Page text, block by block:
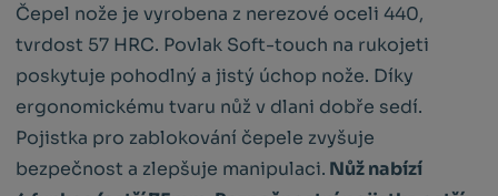
Čepel nože je vyrobena z nerezové oceli 440,
tvrdost 57 HRC. Povlak Soft-touch na rukojeti
poskytuje pohodlný a jistý úchop nože. Díky
ergonomickému tvaru nůž v dlani dobře sedí.
Pojistka pro zablokování čepele zvyšuje
bezpečnost a zlepšuje manipulaci. Nůž nabízí